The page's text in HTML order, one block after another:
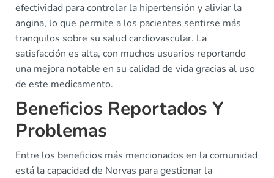
efectividad para controlar la hipertensión y aliviar la
angina, lo que permite a los pacientes sentirse más
tranquilos sobre su salud cardiovascular. La
satisfacción es alta, con muchos usuarios reportando
una mejora notable en su calidad de vida gracias al uso
de este medicamento.
Beneficios Reportados Y
Problemas
Entre los beneficios más mencionados en la comunidad
está la capacidad de Norvas para gestionar la